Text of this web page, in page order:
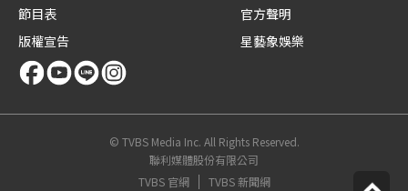
節目表
版權宣告
官方聲明
星藝象娛樂
© TVBS Media Inc. All Rights Reserved.
聯利媒體股份有限公司
TVBS 官網
TVBS 新聞網